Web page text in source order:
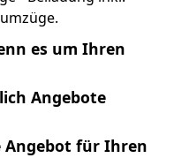
es um Ihren
Angebote
Angebot für Ihren